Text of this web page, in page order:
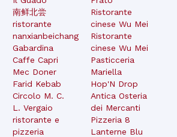
南鲜北尝
ristorante
nanxianbeichang
Gabardina
Caffe Capri
Mec Doner
Farid Kebab
Circolo M. C.
L. Vergaio
ristorante e
pizzeria
Ristorante
cinese Wu Mei
Ristorante
cinese Wu Mei
Pasticceria
Mariella
Hop'N Drop
Antica Osteria
dei Mercanti
Pizzeria 8
Lanterne Blu